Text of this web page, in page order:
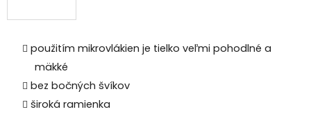
použitím mikrovlákien je tielko veľmi pohodlné a
mäkké
bez bočných švíkov
široká ramienka